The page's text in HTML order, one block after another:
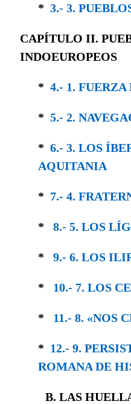
* 3.- 3.
CAPÍTULO II.
INDOEUROPEOS
* 4.- 1.
* 5.- 2.
* 6.- 3. LOS
AQUITANIA
* 7.- 4.
* 8.- 5. LOS
* 9.- 6. LOS
* 10.- 7. LOS
* 11.- 8. «NOS
* 12.- 9.
ROMANA DE
B. LAS